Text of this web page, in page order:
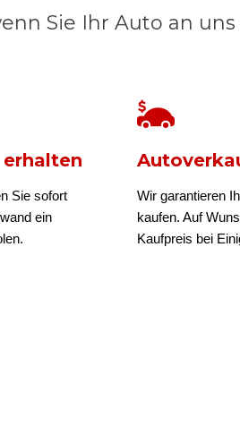
Sie Ihr Auto an
Sie sofort
ein
Wir garantieren
kaufen. Auf
Kaufpreis bei